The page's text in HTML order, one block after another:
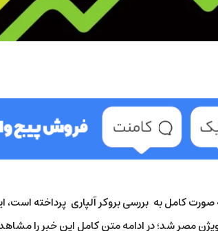
کامل به بررسی بروکر آلپاری پرداخته است،